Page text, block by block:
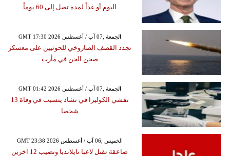
اليوم أو غداً لمدة تصل إلى 60 يوماً
GMT 17:30 2026 الجمعة ,07 آب / أغسطس
تجدد القصف الصاروخي للحوثيين على معسكر
صحن الجن في مأرب
GMT 01:42 2026 الجمعة ,07 آب / أغسطس
تفشي الكوليرا في تشاد يتسبب في وفاة 13
شخصا
GMT 23:38 2026 الخميس ,06 آب / أغسطس
صاعقة تقتل لاعبا تايلانديا وتصيب 12 آخرين